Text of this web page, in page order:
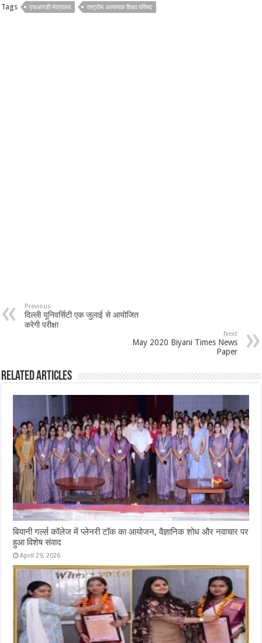
Tags एचआरडी मंत्रालय राष्ट्रीय अध्यापक शिक्षा परिषद
Previous
दिल्ली यूनिवर्सिटी एक जुलाई से आयोजित
करेगी परीक्षा
Next
May 2020 Biyani Times News
Paper
Related Articles
बियानी गर्ल्स कॉलेज में प्लेनरी टॉक का आयोजन, वैज्ञानिक शोध और नवाचार पर
हुआ विशेष संवाद
April 29, 2026